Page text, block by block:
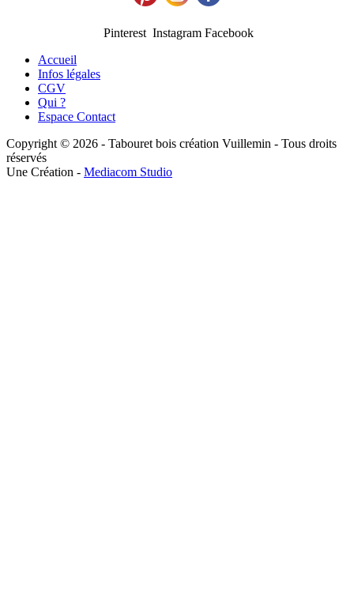
Pinterest Instagram Facebook
Accueil
Infos légales
CGV
Qui ?
Espace Contact
Copyright © 2026 - Tabouret bois création Vuillemin - Tous droits
réservés
Une Création - Mediacom Studio